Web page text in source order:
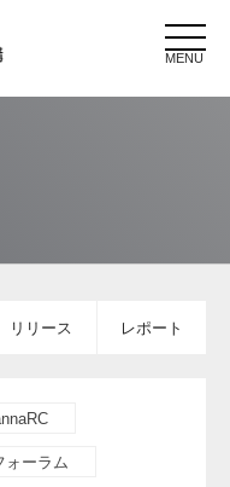
MENU
リリース レポート
ォーラム